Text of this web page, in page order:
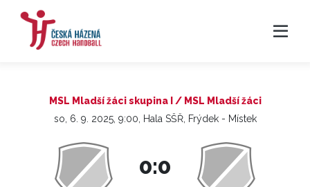
MSL Mladší žáci skupina I / MSL Mladší žáci
so, 6. 9. 2025, 9:00, Hala SŠŘ, Frýdek - Místek
0:0